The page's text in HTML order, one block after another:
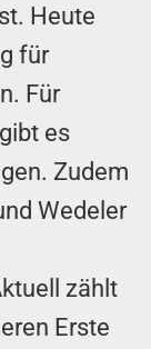
Heute
für
Für
es
Zudem
Wedeler
zählt
Erste